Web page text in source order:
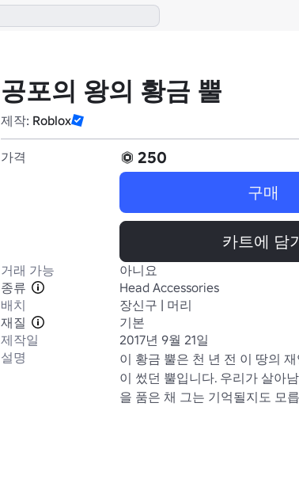
공포의 왕의 황금 뿔
제작: Roblox
가격
250
구매
카트에 담
거래 가능
아니요
종류
Head Accessories
배치
장신구 | 머리
재질
기본
제작일
2017년 9월 21일
설명
이 황금 뿔은 천 년 전 이 땅의
이 썼던 뿔입니다. 우리가 살아
을 품은 채 그는 기억될지도 모